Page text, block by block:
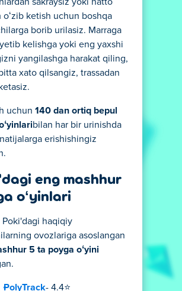
oʻzib ketish uchun boshqa
borib urilasiz. Marraga
kelishga yoki eng yaxshi
yangilashga harakat qiling,
xato qilsangiz, trassadan
uchun 140 dan ortiq bepul
bilan har bir urinishda
erishishingiz
eng mashhur
oʻyinlari
Poki'dagi haqiqiy
ovozlariga asoslangan
5 ta poyga oʻyini
PolyTrack- 4.4⭐